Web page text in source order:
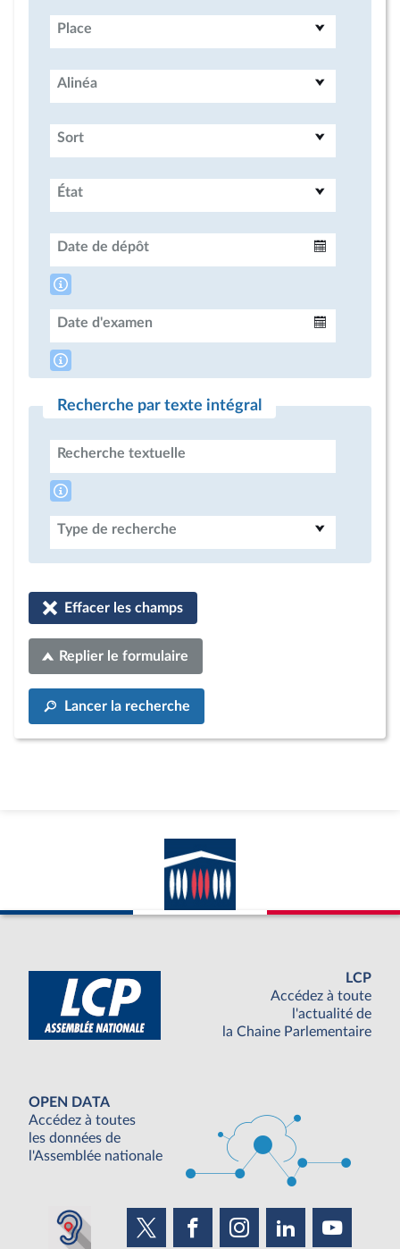
Place
Alinéa
Sort
État
Date de dépôt
Date d'examen
Recherche par texte intégral
Recherche textuelle
Type de recherche
Effacer les champs
Replier le formulaire
Lancer la recherche
LCP
Accédez à toute
l'actualité de
la Chaine Parlementaire
OPEN DATA
Accédez à toutes
les données de
l'Assemblée nationale